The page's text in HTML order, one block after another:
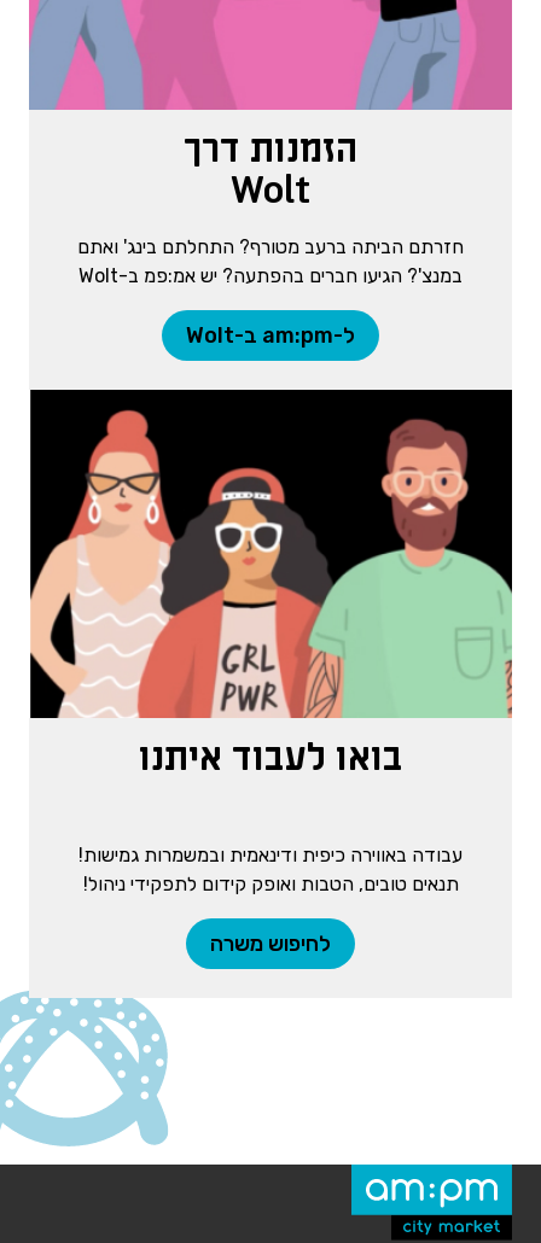
הזמנות דרך
Wolt
חזרתם הביתה ברעב מטורף? התחלתם בינג' ואתם
במנצ'? הגיעו חברים בהפתעה? יש אמ:פמ ב-Wolt
ל-am:pm ב-Wolt
בואו לעבוד איתנו
עבודה באווירה כיפית ודינאמית ובמשמרות גמישות!
תנאים טובים, הטבות ואופק קידום לתפקידי ניהול!
לחיפוש משרה